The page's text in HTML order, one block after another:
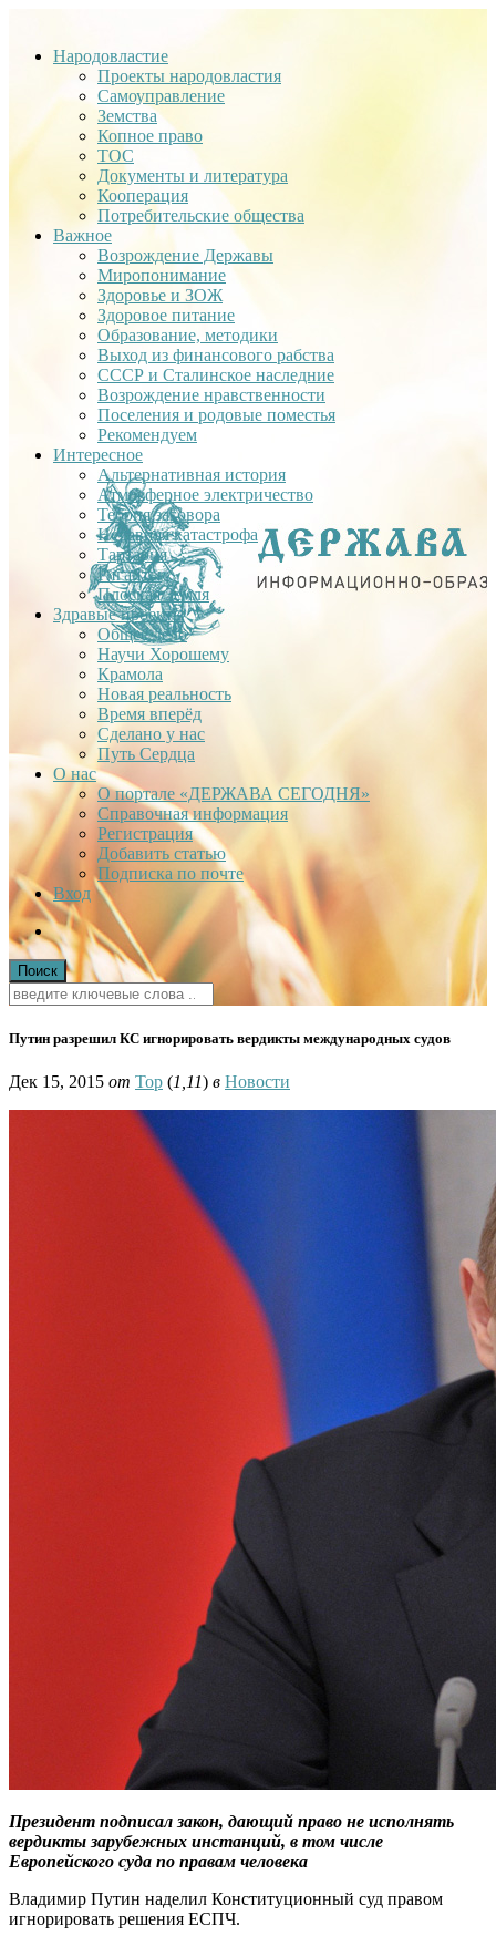
Народовластие
Проекты народовластия
Самоуправление
Земства
Копное право
ТОС
Документы и литература
Кооперация
Потребительские общества
Важное
Возрождение Державы
Миропонимание
Здоровье и ЗОЖ
Здоровое питание
Образование, методики
Выход из финансового рабства
СССР и Сталинское наследние
Возрождение нравственности
Поселения и родовые поместья
Рекомендуем
Интересное
Альтернативная история
Атмосферное электричество
Теория заговора
Недавняя катастрофа
Тартария
Гиганты
Плоская Земля
Здравые проекты
Общее дело
Научи Хорошему
Крамола
Новая реальность
Время вперёд
Сделано у нас
Путь Сердца
О нас
О портале «ДЕРЖАВА СЕГОДНЯ»
Справочная информация
Регистрация
Добавить статью
Подписка по почте
Вход
Путин разрешил КС игнорировать вердикты международных судов
Дек 15, 2015 от Тор (1,11) в Новости
Президент подписал закон, дающий право не исполнять
вердикты зарубежных инстанций, в том числе
Европейского суда по правам человека
Владимир Путин наделил Конституционный суд правом
игнорировать решения ЕСПЧ.